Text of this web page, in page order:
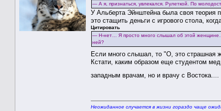
— А я, признаться, увлекался. Рулеткой. По
У Альберта Эйнштейна была своя теория
это стащить деньги с игрового стола,
Цитировать
— Н-нет… Я просто много слышал об этой женщине…
ней?
Если много слышал, то "О, это страшная
Кстати, каким образом еще студентом
западным врачам, но и врачу с Востока....
Неожиданное случается в жизни гораздо чаще